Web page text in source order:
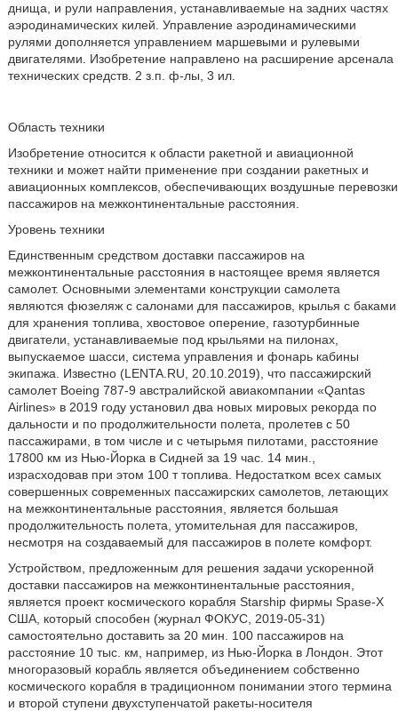
днища, и рули направления, устанавливаемые на задних частях
аэродинамических килей. Управление аэродинамическими
рулями дополняется управлением маршевыми и рулевыми
двигателями. Изобретение направлено на расширение арсенала
технических средств. 2 з.п. ф-лы, 3 ил.
Область техники
Изобретение относится к области ракетной и авиационной
техники и может найти применение при создании ракетных и
авиационных комплексов, обеспечивающих воздушные перевозки
пассажиров на межконтинентальные расстояния.
Уровень техники
Единственным средством доставки пассажиров на
межконтинентальные расстояния в настоящее время является
самолет. Основными элементами конструкции самолета
являются фюзеляж с салонами для пассажиров, крылья с баками
для хранения топлива, хвостовое оперение, газотурбинные
двигатели, устанавливаемые под крыльями на пилонах,
выпускаемое шасси, система управления и фонарь кабины
экипажа. Известно (LENTA.RU, 20.10.2019), что пассажирский
самолет Boeing 787-9 австралийской авиакомпании «Qantas
Airlines» в 2019 году установил два новых мировых рекорда по
дальности и по продолжительности полета, пролетев с 50
пассажирами, в том числе и с четырьмя пилотами, расстояние
17800 км из Нью-Йорка в Сидней за 19 час. 14 мин.,
израсходовав при этом 100 т топлива. Недостатком всех самых
совершенных современных пассажирских самолетов, летающих
на межконтинентальные расстояния, является большая
продолжительность полета, утомительная для пассажиров,
несмотря на создаваемый для пассажиров в полете комфорт.
Устройством, предложенным для решения задачи ускоренной
доставки пассажиров на межконтинентальные расстояния,
является проект космического корабля Starship фирмы Spase-X
США, который способен (журнал ФОКУС, 2019-05-31)
самостоятельно доставить за 20 мин. 100 пассажиров на
расстояние 10 тыс. км, например, из Нью-Йорка в Лондон. Этот
многоразовый корабль является объединением собственно
космического корабля в традиционном понимании этого термина
и второй ступени двухступенчатой ракеты-носителя